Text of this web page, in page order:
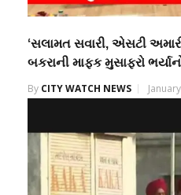
‘સલામત સવારી, એસટી
બકરાની માફક મુસાફરો
By CITY WATCH NEWS